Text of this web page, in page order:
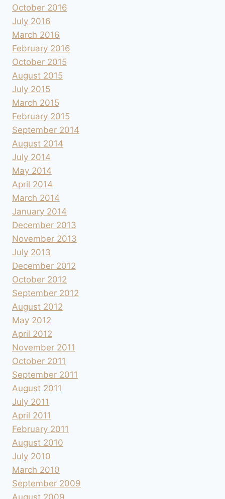
October 2016
July 2016
March 2016
February 2016
October 2015
August 2015
July 2015
March 2015
February 2015
September 2014
August 2014
July 2014
May 2014
April 2014
March 2014
January 2014
December 2013
November 2013
July 2013
December 2012
October 2012
September 2012
August 2012
May 2012
April 2012
November 2011
October 2011
September 2011
August 2011
July 2011
April 2011
February 2011
August 2010
July 2010
March 2010
September 2009